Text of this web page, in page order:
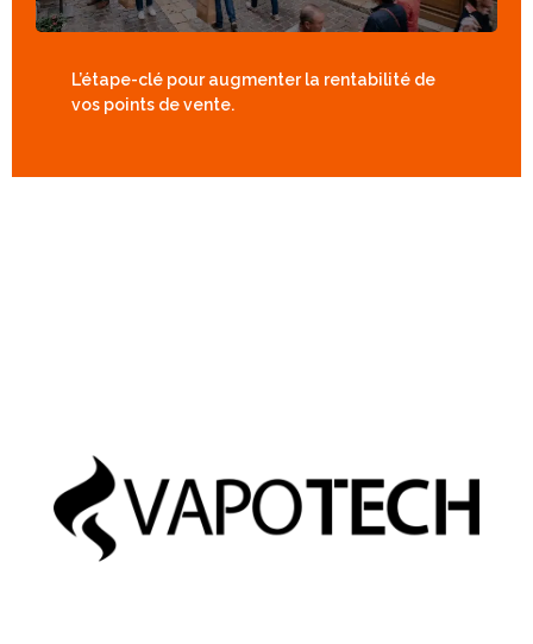
L’étape-clé pour augmenter la rentabilité de
vos points de vente.